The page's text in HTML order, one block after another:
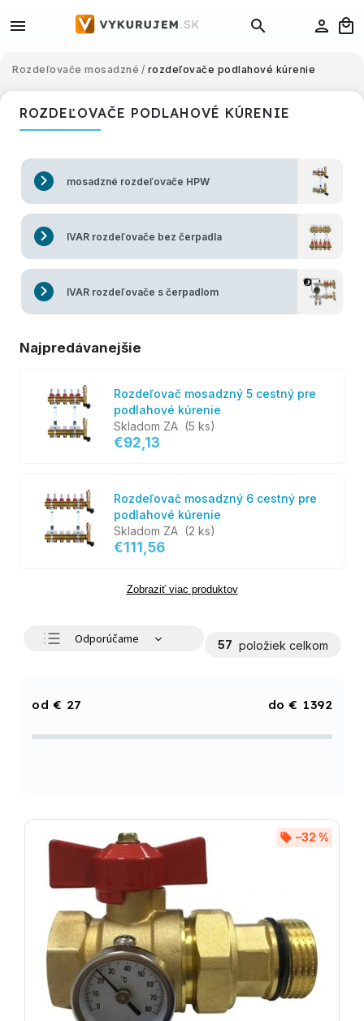
Rozdeľovače mosadzné / rozdeľovače podlahové kúrenie
ROZDEĽOVAČE PODLAHOVÉ KÚRENIE
mosadzné rozdeľovače HPW
IVAR rozdeľovače bez čerpadla
IVAR rozdeľovače s čerpadlom
Najpredávanejšie
Rozdeľovač mosadzný 5 cestný pre
podlahové kúrenie
Skladom ZA (5 ks)
€92,13
Rozdeľovač mosadzný 6 cestný pre
podlahové kúrenie
Skladom ZA (2 ks)
€111,56
Zobraziť viac produktov
Odporúčame
Abecedne
57 položiek celkom
€ 27 € 1392
–32 %